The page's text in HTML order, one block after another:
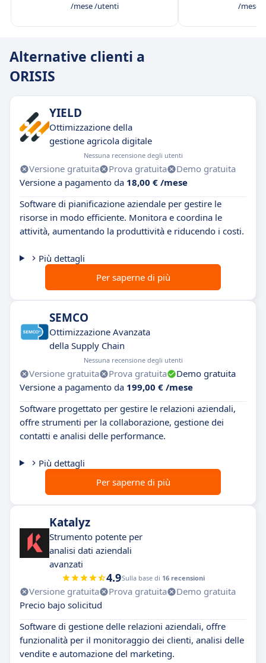
/mese /utenti /mese
Alternative clienti a
ORISIS
YIELD
Ottimizzazione della
gestione agricola digitale
Nessuna recensione degli utenti
Versione gratuita Prova gratuita
Demo gratuita
Versione a pagamento da 18,00 € /mese
Software di pianificazione aziendale per gestire le
risorse in modo efficiente. Monitora e coordina le
attività, aumentando la produttività e riducendo i costi.
Più dettagli
Per saperne di più
SEMCO
Ottimizzazione Avanzata
della Supply Chain
Nessuna recensione degli utenti
Versione gratuita Prova gratuita
Demo gratuita
Versione a pagamento da 199,00 € /mese
Software progettato per gestire le relazioni aziendali,
offre strumenti per la collaborazione, gestione dei
contatti e analisi delle performance.
Più dettagli
Per saperne di più
Katalyz
Strumento potente per
analisi dati aziendali
avanzati
4.9Sulla base di 16 recensioni
Versione gratuita Prova gratuita
Demo gratuita
Precio bajo solicitud
Software di gestione delle relazioni aziendali, offre
funzionalità per il monitoraggio dei clienti, analisi delle
vendite e automazione del marketing.